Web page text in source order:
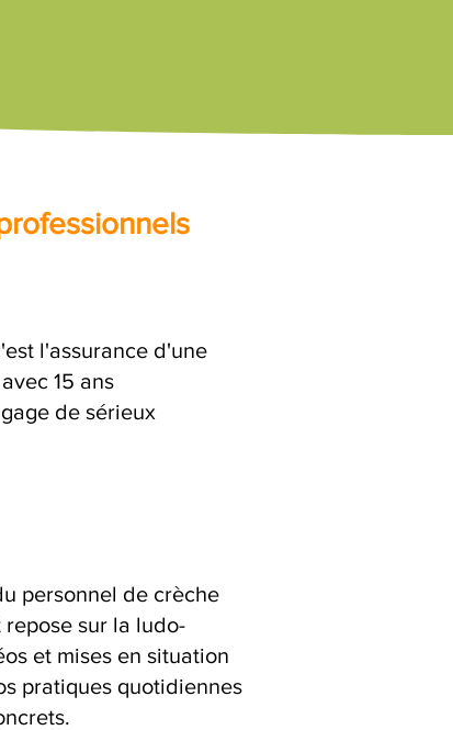
l'assurance d'une
15 ans
de sérieux
personnel de crèche
sur la ludo-
et mises en situation
pratiques quotidiennes